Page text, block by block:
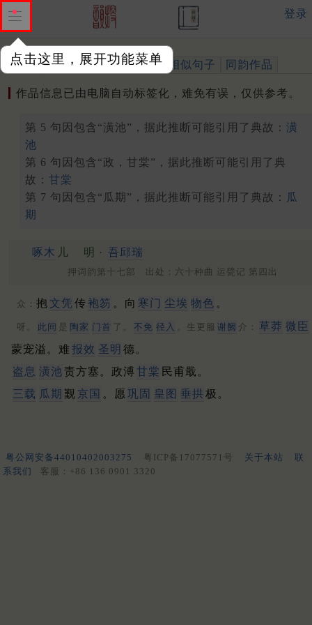
点击这里，展开功能菜单
登录
作品 标注四声 出处、引用 相似句子 同韵作品
作品信息已由电脑自动标签化，难免有误，仅供参考。
第 5 句因包含“潢池”，据此推断可能引用了典故： 潢
池
第 6 句因包含“政，甘棠”，据此推断可能引用了典
故： 甘棠
第 7 句因包含“瓜期”，据此推断可能引用了典故：
瓜
期
啄木 儿 明 · 吾邱瑞
押词韵第十七部 出处：六十种曲 运甓记 第四出
众： 抱 文凭 传袍笏 。向 寒门 尘埃 物色 。
呀。 此间 是 陶家 门首 了。 不免 径入 。生更服 谢阙 介： 草莽 微臣
蒙宠溢。难 报效 圣明 德。
盗息 潢池责方塞。政溥 甘棠 民甫戢。
三载 瓜期 觐 京国 。愿 巩固 皇图 垂拱 极。
粤公网安备44010402003275 粤ICP备17077571号 关于本站
联
系我们
客服：+86 136 0901 3320